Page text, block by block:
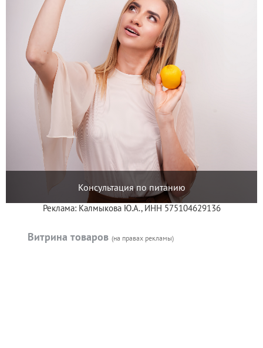
Консультация по питанию
Реклама: Калмыкова Ю.А., ИНН 575104629136
Витрина товаров (на правах рекламы)